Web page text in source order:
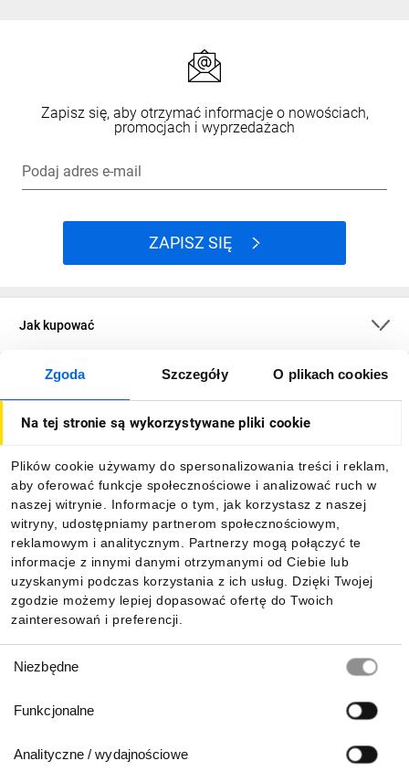
Zgoda Szczegóły O plikach cookies
Na tej stronie są wykorzystywane pliki cookie
Plików cookie używamy do spersonalizowania treści i reklam,
aby oferować funkcje społecznościowe i analizować ruch w
naszej witrynie. Informacje o tym, jak korzystasz z naszej
witryny, udostępniamy partnerom społecznościowym,
reklamowym i analitycznym. Partnerzy mogą połączyć te
informacje z innymi danymi otrzymanymi od Ciebie lub
uzyskanymi podczas korzystania z ich usług. Dzięki Twojej
zgodzie możemy lepiej dopasować ofertę do Twoich
zainteresowań i preferencji.
zgody
Niezbędne
Funkcjonalne
Analityczne / wydajnościowe
Zapisz się, aby otrzymać informacje o nowościach,
promocjach i wyprzedażach
Podaj adres e-mail
ZAPISZ SIĘ
Jak kupować
O firmie
Informacje
Pobierz naszą aplikację mobilną: